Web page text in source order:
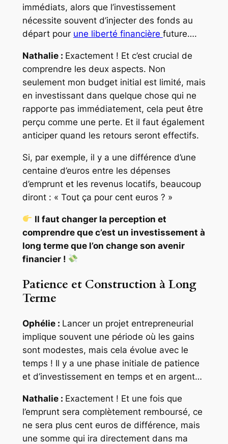
immédiats, alors que l’investissement
nécessite souvent d’injecter des fonds au
départ pour une liberté financière future….
Nathalie : Exactement ! Et c’est crucial de
comprendre les deux aspects. Non
seulement mon budget initial est limité, mais
en investissant dans quelque chose qui ne
rapporte pas immédiatement, cela peut être
perçu comme une perte. Et il faut également
anticiper quand les retours seront effectifs.
Si, par exemple, il y a une différence d’une
centaine d’euros entre les dépenses
d’emprunt et les revenus locatifs, beaucoup
diront : « Tout ça pour cent euros ? »
Il faut changer la perception et
comprendre que c’est un investissement à
long terme que l’on change son avenir
financier !
Patience et Construction à Long
Terme
Ophélie : Lancer un projet entrepreneurial
implique souvent une période où les gains
sont modestes, mais cela évolue avec le
temps ! Il y a une phase initiale de patience
et d’investissement en temps et en argent…
Nathalie : Exactement ! Et une fois que
l’emprunt sera complètement remboursé, ce
ne sera plus cent euros de différence, mais
une somme qui ira directement dans ma